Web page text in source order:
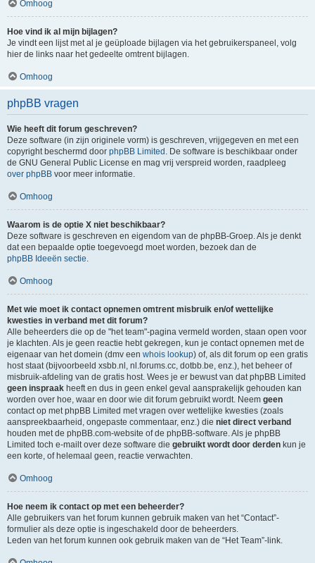
Omhoog
Hoe vind ik al mijn bijlagen?
Je vindt een lijst met al je geüploade bijlagen via het gebruikerspaneel, volg
hier de links naar het gedeelte omtrent bijlagen.
Omhoog
phpBB vragen
Wie heeft dit forum geschreven?
Deze software (in zijn originele vorm) is geschreven, vrijgegeven en met een
copyright beschermd door phpBB Limited . De software is beschikbaar onder
de GNU General Public License en mag vrij verspreid worden, raadpleeg
over phpBB voor meer informatie.
Omhoog
Waarom is de optie X niet beschikbaar?
Deze software is geschreven en eigendom van de phpBB-Groep. Als je denkt
dat een bepaalde optie toegevoegd moet worden, bezoek dan de
phpBB Ideeën sectie.
Omhoog
Met wie moet ik contact opnemen omtrent misbruik en/of wettelijke
kwesties in verband met dit forum?
Alle beheerders die op de "het team"-pagina vermeld worden, staan open voor
je klachten. Als je geen reactie hebt gekregen, kun je contact opnemen met de
eigenaar van het domein (dmv een whois lookup) of, als dit forum op een gratis
host staat (bijvoorbeeld xsbb.nl, nl.forums.cc, dotbb.be, enz.), het beheer of
misbruik-afdeling van de gratis host. Wees je er bewust van dat phpBB Limited
geen inspraak heeft en dus in geen enkel geval aansprakelijk gehouden kan
worden over hoe, waar en door wie dit forum gebruikt wordt. Neem geen
contact op met phpBB Limited met vragen over wettelijke kwesties (zoals
aanspreekbaarheid, ongepaste commentaar, enz.) die niet direct verband
houden met de phpBB.com-website of de phpBB-software. Als je phpBB
Limited toch e-mailt over deze software die gebruikt wordt door derden kun je
een korte, of helemaal geen, reactie verwachten.
Omhoog
Hoe neem ik contact op met een beheerder?
Alle gebruikers van het forum kunnen gebruik maken van het “Contact”-
formulier als deze optie is ingeschakeld door de beheerders.
Leden van het forum kunnen ook gebruik maken van de “Het Team”-link.